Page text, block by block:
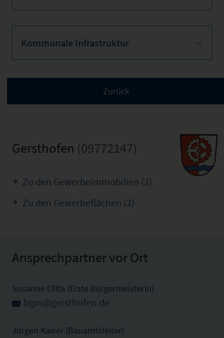
Kommunale Infrastruktur
Gersthofen (09772147)
Zu den Gewerbeimmobilien (2)
Zu den Gewerbeflächen (2)
Ansprechpartner vor Ort
Susanne Olita (Erste Bürgermeisterin)
bgm@gersthofen.de
Jürgen Kaiser (Bauamtsleiter)